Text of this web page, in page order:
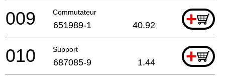
Commutateur +
009 651989-1 40.92
Support +
010 687085-9 1.44